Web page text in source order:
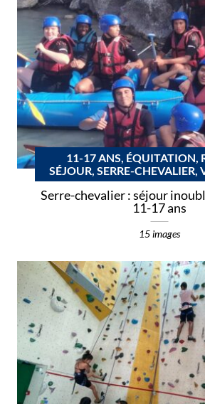
11-17 ANS, ÉQUITATION,
SÉJOUR, SERRE-CHEVALIER,
Serre-chevalier : séjour
11-17 ans
15 images